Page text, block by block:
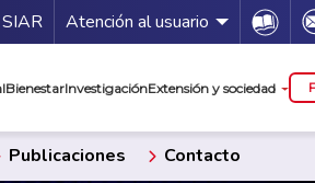
de servicios
SIAR Atención al usuario Icon
BienestarInvestigaciónExtensión y sociedad
Publicaciones Contacto